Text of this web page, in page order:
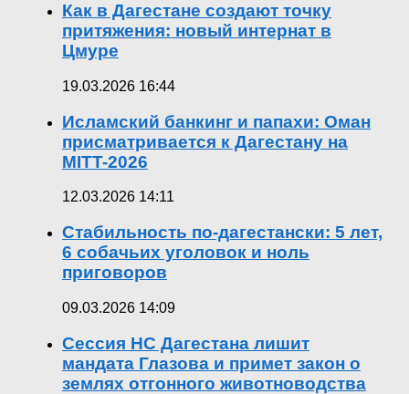
Как в Дагестане создают точку
притяжения: новый интернат в
Цмуре
19.03.2026 16:44
Исламский банкинг и папахи: Оман
присматривается к Дагестану на
MITT-2026
12.03.2026 14:11
Стабильность по-дагестански: 5 лет,
6 собачьих уголовок и ноль
приговоров
09.03.2026 14:09
Сессия НС Дагестана лишит
мандата Глазова и примет закон о
землях отгонного животноводства